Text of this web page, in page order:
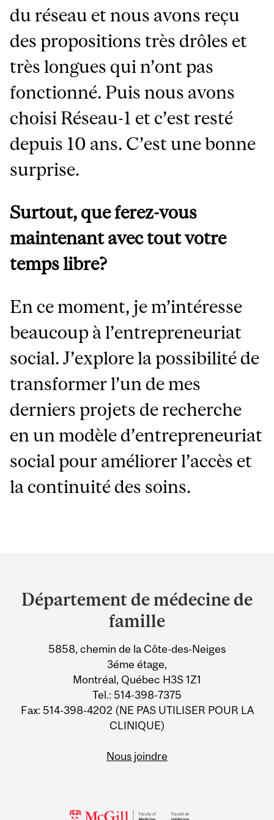
du réseau et nous avons reçu
des propositions très drôles et
très longues qui n’ont pas
fonctionné. Puis nous avons
choisi Réseau-1 et c’est resté
depuis 10 ans. C’est une bonne
surprise.
Surtout, que ferez-vous
maintenant avec tout votre
temps libre?
En ce moment, je m’intéresse
beaucoup à l’entrepreneuriat
social. J’explore la possibilité de
transformer l’un de mes
derniers projets de recherche
en un modèle d’entrepreneuriat
social pour améliorer l’accès et
la continuité des soins.
and
University
Information
Département de médecine de
famille
5858, chemin de la Côte-des-Neiges
3éme étage,
Montréal, Québec H3S 1Z1
Tel.: 514-398-7375
Fax: 514-398-4202 (NE PAS UTILISER POUR LA
CLINIQUE)
Nous joindre